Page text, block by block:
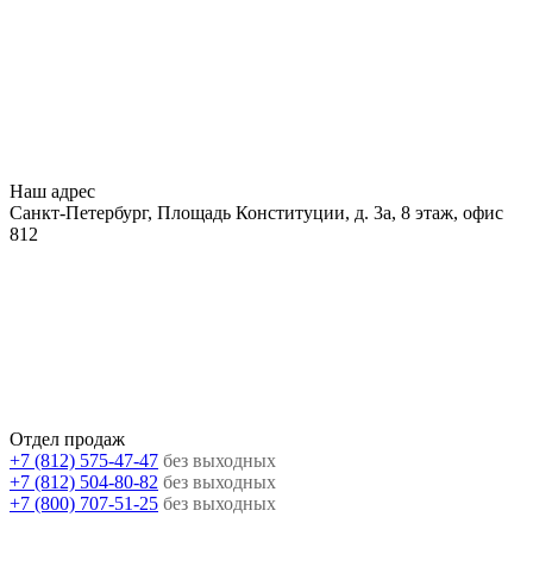
Наш адрес
Санкт-Петербург, Площадь Конституции, д. 3а, 8 этаж, офис
812
Отдел продаж
+7 (812) 575-47-47 без выходных
+7 (812) 504-80-82 без выходных
+7 (800) 707-51-25 без выходных